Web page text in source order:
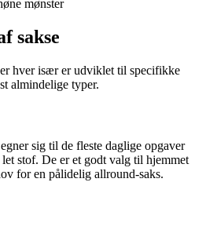
mønster
sakse
hver især er udviklet til specifikke
almindelige typer.
sig til de fleste daglige opgaver
stof. De er et godt valg til hjemmet
for en pålidelig allround-saks.